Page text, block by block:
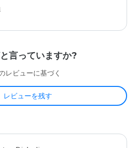
言っていますか?
レビューに基づく
レビューを残す